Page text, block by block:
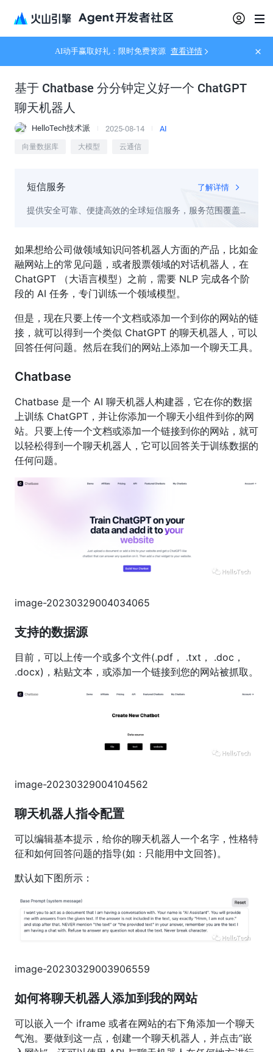
AI动手赢取好礼：限时免费资源 查看详情
基于 Chatbase 分分钟定义好一个 ChatGPT
聊天机器人
HelloTech技术派 2025-08-14 AI
向量数据库 大模型 云通信
短信服务 了解详情
提供安全可靠、便捷高效的全球短信服务，服务范围覆盖
如果想给公司做领域知识问答机器人方面的产品，比如金
融网站上的常见问题，或者股票领域的对话机器人，在
ChatGPT （大语言模型）之前，需要 NLP 完成各个阶
段的 AI 任务，专门训练一个领域模型。
但是，现在只要上传一个文档或添加一个到你的网站的链
接，就可以得到一个类似 ChatGPT 的聊天机器人，可以
回答任何问题。然后在我们的网站上添加一个聊天工具。
Chatbase
Chatbase 是一个 AI 聊天机器人构建器，它在你的数据
上训练 ChatGPT，并让你添加一个聊天小组件到你的网
站。只要上传一个文档或添加一个链接到你的网站，就可
以轻松得到一个聊天机器人，它可以回答关于训练数据的
任何问题。
image-20230329004034065
支持的数据源
目前，可以上传一个或多个文件(.pdf， .txt， .doc，
.docx)，粘贴文本，或添加一个链接到您的网站被抓取。
image-20230329004104562
聊天机器人指令配置
可以编辑基本提示，给你的聊天机器人一个名字，性格特
征和如何回答问题的指导(如：只能用中文回答)。
默认如下图所示：
image-20230329003906559
如何将聊天机器人添加到我的网站
可以嵌入一个 iframe 或者在网站的右下角添加一个聊天
气泡。要做到这一点，创建一个聊天机器人，并点击“嵌